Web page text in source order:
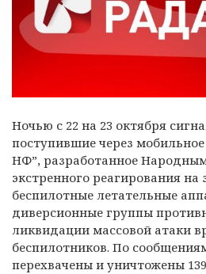
Ночью с 22 на 23 октября
поступившие через
НФ”, разработанное
экстренного реагирования на
беспилотные летательные
диверсионные группы
ликвидации массовой атаки
беспилотников. По
перехвачены и уничтожены